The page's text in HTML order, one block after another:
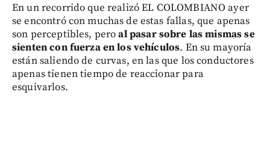
En un recorrido que realizó EL COLOMBIANO ayer
se encontró con muchas de estas fallas, que apenas
son perceptibles, peroal pasar sobre las mismas se
sienten con fuerza en los vehículos. En su mayoría
están saliendo de curvas, en las que los conductores
apenas tienen tiempo de reaccionar para
esquivarlos.